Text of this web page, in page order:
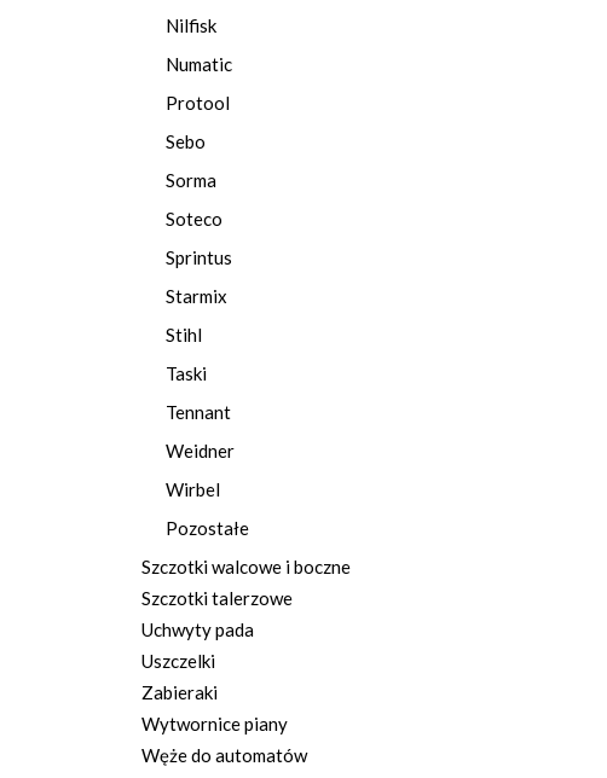
Nilfisk
Numatic
Protool
Sebo
Sorma
Soteco
Sprintus
Starmix
Stihl
Taski
Tennant
Weidner
Wirbel
Pozostałe
Szczotki walcowe i boczne
Szczotki talerzowe
Uchwyty pada
Uszczelki
Zabieraki
Wytwornice piany
Węże do automatów